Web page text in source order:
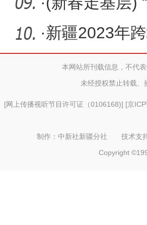
入新
·新疆2023年
本网站所刊载信息，不代
未经授权禁止转载
[网上传播视听节目许可证（0106168)] [京
制作：中新社新疆分社 技术
Copyright